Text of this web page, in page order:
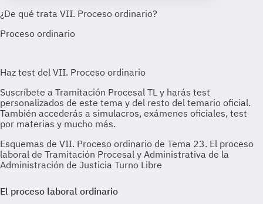
Esquemas de VII. Proceso ordinario de Tema 23. El proceso
laboral de Tramitación Procesal y Administrativa de la
Administración de Justicia Turno Libre
El proceso laboral ordinario